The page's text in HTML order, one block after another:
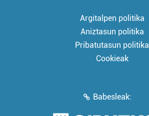
Argitalpen politika
Aniztasun politika
Pribatutasun politika
Cookieak
Babesleak: